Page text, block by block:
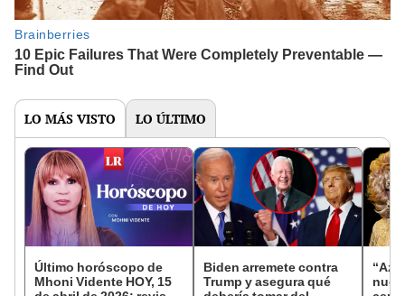
LO MÁS VISTO LO ÚLTIMO
Último horóscopo de
Mhoni Vidente HOY, 15
Biden arremete contra
Trump y asegura qué